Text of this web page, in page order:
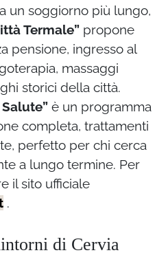
un soggiorno più lungo,
Termale” propone
pensione, ingresso al
massaggi
storici della città.
è un programma
completa, trattamenti
perfetto per chi cerca
a lungo termine. Per
il sito ufficiale
.
di Cervia